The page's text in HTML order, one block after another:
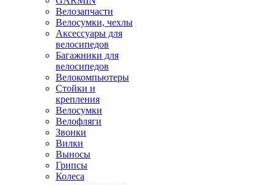
Велозапчасти
Велосумки, чехлы
Аксессуары для
велосипедов
Багажники для
велосипедов
Велокомпьютеры
Стойки и
крепления
Велосумки
Велофляги
Звонки
Вилки
Выносы
Грипсы
Колеса